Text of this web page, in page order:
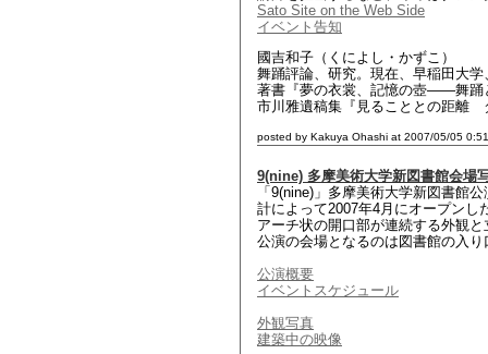
Sato Site on the Web Side
イベント告知
國吉和子（くによし・かずこ）
舞踊評論、研究。現在、早稲田大
著書『夢の衣裳、記憶の壺――舞踊
市川雅遺稿集『見ることとの距離
posted by Kakuya Ohashi at 2007/05/05
9(nine) 多摩美術大学新図書館会場
「9(nine)」多摩美術大学新図書館
計によって2007年4月にオープンし
アーチ状の開口部が連続する外観
公演の会場となるのは図書館の入
公演概要
イベントスケジュール
外観写真
建築中の映像